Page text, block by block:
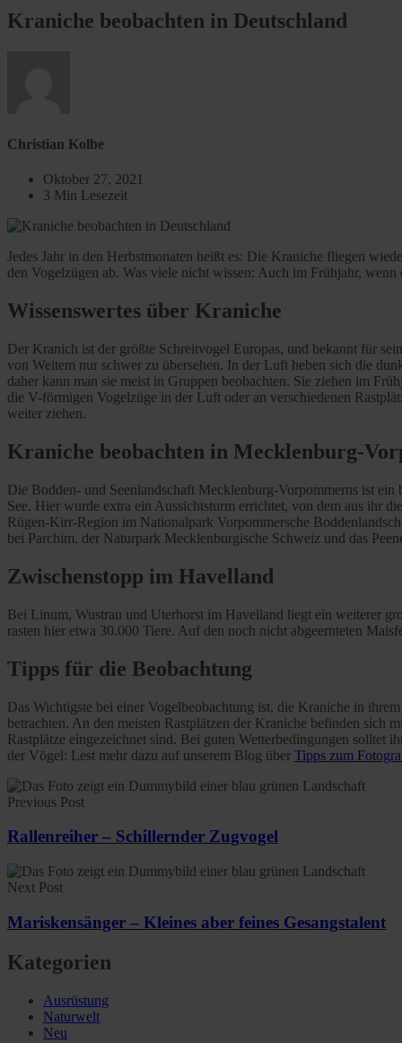
Kraniche beobachten in Deutschland
Christian Kolbe
Oktober 27, 2021
3 Min Lesezeit
Jedes Jahr in den Herbstmonaten heißt es: Die Kraniche fliegen
den Vogelzügen ab. Was viele nicht wissen: Auch im Frühjahr,
Wissenswertes über Kraniche
Der Kranich ist der größte Schreitvogel Europas, und bekannt für
von Weitem nur schwer zu übersehen. In der Luft heben sich die
daher kann man sie meist in Gruppen beobachten. Sie ziehen im
die V-förmigen Vogelzüge in der Luft oder an verschiedenen
weiter ziehen.
Kraniche beobachten in Mecklenburg-
Die Bodden- und Seenlandschaft Mecklenburg-Vorpommerns ist
See. Hier wurde extra ein Aussichtsturm errichtet, von dem aus ihr
Rügen-Kirr-Region im Nationalpark Vorpommersche
bei Parchim, der Naturpark Mecklenburgische Schweiz und das
Zwischenstopp im Havelland
Bei Linum, Wustrau und Uterhorst im Havelland liegt ein weiterer
rasten hier etwa 30.000 Tiere. Auf den noch nicht abgeernteten
Tipps für die Beobachtung
Das Wichtigste bei einer Vogelbeobachtung ist, die Kraniche in
betrachten. An den meisten Rastplätzen der Kraniche befinden sich
Rastplätze eingezeichnet sind. Bei guten Wetterbedingungen solltet
der Vögel: Lest mehr dazu auf unserem Blog über Tipps zum
Previous Post
Rallenreiher – Schillernder Zugvogel
Next Post
Mariskensänger – Kleines aber feines Gesangstalent
Kategorien
Ausrüstung
Naturwelt
Neu